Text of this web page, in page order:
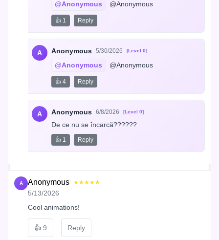
@Anonymous @Anonymous
👍 1 Reply
A Anonymous 5/30/2026 [Level 0]
@Anonymous @Anonymous
👍 4 Reply
A Anonymous 6/8/2026 [Level 0]
De ce nu se încarcă??????
👍 1 Reply
A Anonymous ★★★★★
5/13/2026
Cool animations!
👍 9 Reply